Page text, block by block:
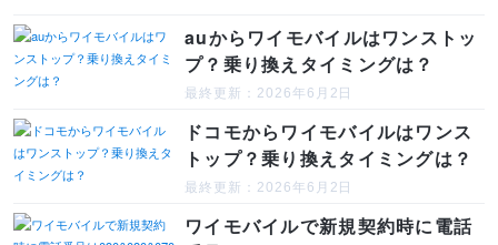
auからワイモバイルはワンストッ
プ？乗り換えタイミングは？
最終更新：2026年6月2日
ドコモからワイモバイルはワンス
トップ？乗り換えタイミングは？
最終更新：2026年6月2日
ワイモバイルで新規契約時に電話